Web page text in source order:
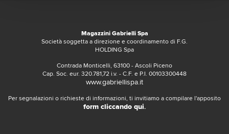
Magazzini Gabrielli Spa
Società soggetta a direzione e coordinamento di F.G.
HOLDING Spa
Contrada Monticelli, 63100 - Ascoli Piceno
Cap. Soc. eur. 320.781,72 i.v. - C.F. e P.I. 00103300448
www.gabriellispa.it
Per segnalazioni o richieste di informazioni, ti invitiamo a compilare l'apposito
form cliccando qui.